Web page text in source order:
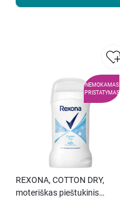
NEMOKAMAS
PRISTATYMAS
REXONA, COTTON DRY,
moteriškas pieštukinis